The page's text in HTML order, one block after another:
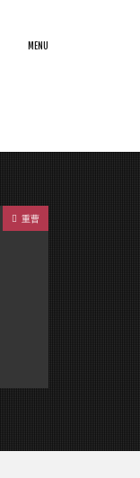
重曹